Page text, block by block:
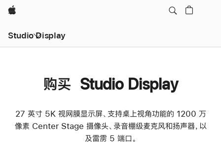
Apple
Studio Display
购买 Studio Display
27 英寸 5K 视网膜显示屏、支持桌上视角功能的 1200 万
像素 Center Stage 摄像头、录音棚级麦克风和扬声器，以
及雷雳 5 端口。